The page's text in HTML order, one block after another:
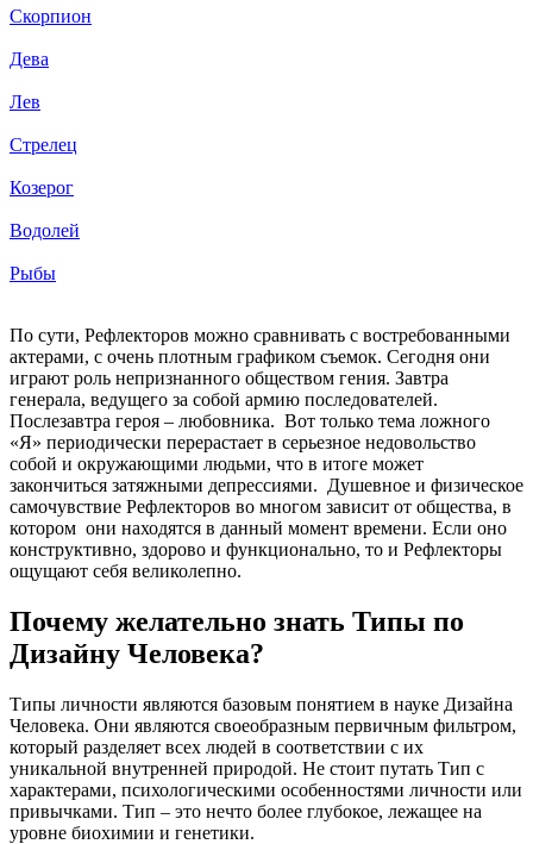
Скорпион
Дева
Лев
Стрелец
Козерог
Водолей
Рыбы
По сути, Рефлекторов можно сравнивать с востребованными
актерами, с очень плотным графиком съемок. Сегодня они
играют роль непризнанного обществом гения. Завтра
генерала, ведущего за собой армию последователей.
Послезавтра героя – любовника. Вот только тема ложного
«Я» периодически перерастает в серьезное недовольство
собой и окружающими людьми, что в итоге может
закончиться затяжными депрессиями. Душевное и физическое
самочувствие Рефлекторов во многом зависит от общества, в
котором они находятся в данный момент времени. Если оно
конструктивно, здорово и функционально, то и Рефлекторы
ощущают себя великолепно.
Почему желательно знать Типы по
Дизайну Человека?
Типы личности являются базовым понятием в науке Дизайна
Человека. Они являются своеобразным первичным фильтром,
который разделяет всех людей в соответствии с их
уникальной внутренней природой. Не стоит путать Тип с
характерами, психологическими особенностями личности или
привычками. Тип – это нечто более глубокое, лежащее на
уровне биохимии и генетики.